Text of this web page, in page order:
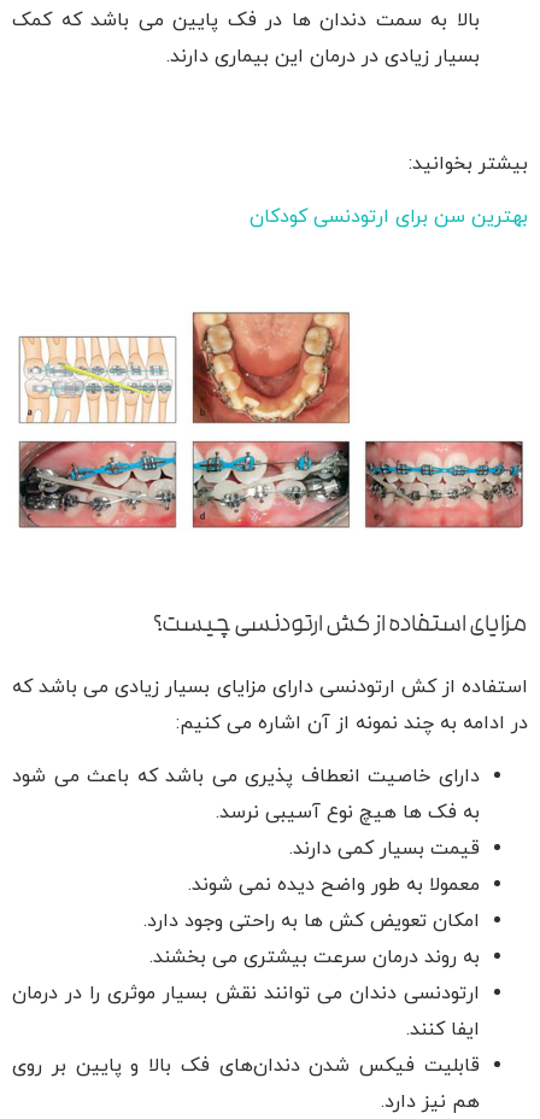
بالا به سمت دندان ‌ها در فک پایین می باشد که کمک
بسیار زیادی در درمان این بیماری دارند.
بیشتر بخوانید:
بهترین سن برای ارتودنسی کودکان
مزایای استفاده از کش ارتودنسی چیست؟
استفاده از کش ارتودنسی دارای مزایای بسیار زیادی می باشد که
در ادامه به چند نمونه از آن اشاره می کنیم:
دارای خاصیت انعطاف پذیری می باشد که باعث می شود
به فک ها هیچ نوع آسیبی نرسد.
قیمت بسیار کمی دارند.
معمولا به طور واضح دیده نمی شوند.
امکان تعویض کش ها به راحتی وجود دارد.
به روند درمان سرعت بیشتری می بخشند.
ارتودنسی دندان می توانند نقش بسیار موثری را در درمان
ایفا کنند.
قابلیت فیکس شدن دندان‌های فک بالا و پایین بر روی
هم نیز دارد.